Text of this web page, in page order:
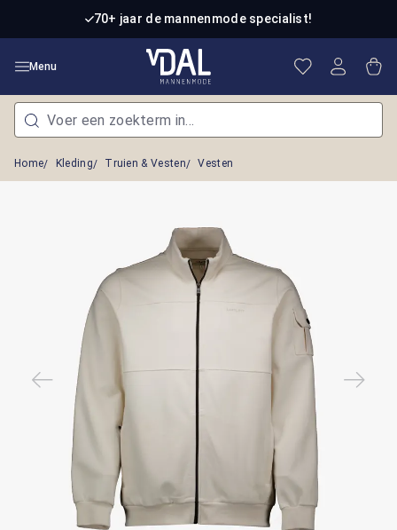
Ga naar de hoofdinhoud70+ jaar de mannenmode specialist!
Menu Je hebt 0
Home Kleding Truien & Vesten Vesten